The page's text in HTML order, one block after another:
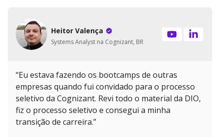
Heitor Valença
Systems Analyst na Cognizant, BR
“Eu estava fazendo os bootcamps de outras
empresas quando fui convidado para o processo
seletivo da Cognizant. Revi todo o material da DIO,
fiz o processo seletivo e consegui a minha
transição de carreira.”